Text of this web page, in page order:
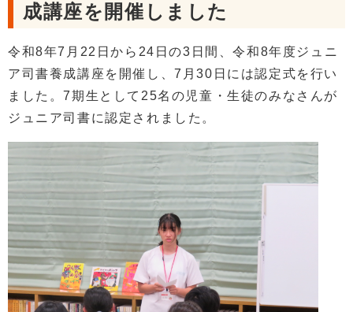
成講座を開催しました
令和8年7月22日から24日の3日間、令和8年度ジュニ
ア司書養成講座を開催し、7月30日には認定式を行い
ました。7期生として25名の児童・生徒のみなさんが
ジュニア司書に認定されました。